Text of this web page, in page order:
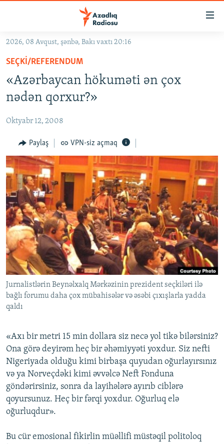
Əsas
qayıt
Əsas
naviqasiyaya
qayıt
Axtarışa
GÜNDƏM
KORRUPSIOMETR
FƏRQƏ BAX
QANUNI DOĞRU
ARAŞDIRMA
MULTIMEDIA
VIDEO
FOTOQALEREYA
İNFOQRAFIKA
KARIKATURA
RADIO ARXIV
OXU ZALI
AZƏRBAYCAN ƏDƏBIYYATI KITABXANASI
İSLAM VƏ DEMOKRATIYA
İZ - MƏDƏNIYYƏT PROQRAMI
HAQQIMIZDA
MISSIYAMIZ
PEŞƏ ETIKASI VƏ JURNALISTIKA STANDARTLARIMIZ
MATERIALLARIMIZDAN ISTIFADƏ
AZADLIQRADIOSU MOBIL TELEFONUNUZDA
BIZIMLƏ ƏLAQƏ
BIZI IZLƏ
RFE/RL-in bütün saytları
2026, 08 Avqust, şənbə, Bakı vaxtı 20:16
SEÇKI/REFERENDUM
«Azərbaycan hökuməti ən çox
nədən qorxur?»
Oktyabr 12, 2008
Paylaş VPN-siz açmaq
Jurnalistlərin Beynəlxalq Mərkəzinin prezident seçkiləri ilə
bağlı forumu daha çox mübahisələr və əsəbi çıxışlarla yadda
qaldı
«Axı bir metri 15 min dollara siz necə yol tikə bilərsiniz?
Ona görə deyirəm heç bir əhəmiyyəti yoxdur. Siz nefti
Nigeriyada olduğu kimi birbaşa quyudan oğurlayırsınız
və ya Norveçdəki kimi əvvəlcə Neft Fonduna
göndərirsiniz, sonra da layihələrə ayırıb ciblərə
qoyursunuz. Heç bir fərqi yoxdur. Oğurluq elə
oğurluqdur».
Bu cür emosional fikirlin müəllifi müstəqil politoloq